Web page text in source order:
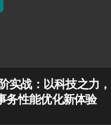
实战：以科技之力，
务性能优化新体验